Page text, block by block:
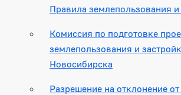
Правила землепользования и
Комиссия по подготовке
землепользования и
Новосибирска
Разрешение на отклонение